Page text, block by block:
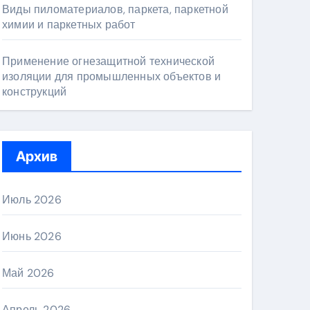
Виды пиломатериалов, паркета, паркетной
химии и паркетных работ
Применение огнезащитной технической
изоляции для промышленных объектов и
конструкций
Архив
Июль 2026
Июнь 2026
Май 2026